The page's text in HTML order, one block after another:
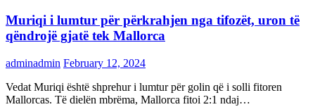
Muriqi i lumtur për përkrahjen nga tifozët, uron të
qëndrojë gjatë tek Mallorca
adminadmin February 12, 2024
Vedat Muriqi është shprehur i lumtur për golin që i solli fitoren
Mallorcas. Të dielën mbrëma, Mallorca fitoi 2:1 ndaj…